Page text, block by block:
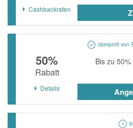
GALERIA
vidaXL
CHECK24
heine
Cashbackraten
überprüft von
50%
Rabatt
Bis zu
Details